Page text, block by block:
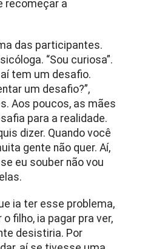
recomeçar a
das participantes.
“Sou curiosa”.
aí tem um desafio.
um desafio?”,
Aos poucos, as mães
para a realidade.
dizer. Quando você
gente não quer. Aí,
eu souber não vou
ia ter esse problema,
filho, ia pagar pra ver,
desistiria. Por